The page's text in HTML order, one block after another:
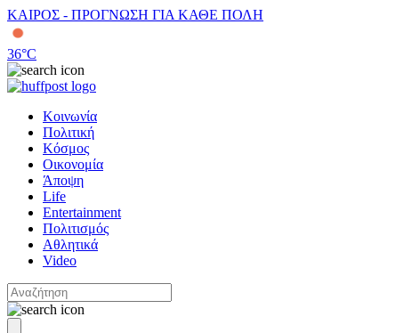
ΚΑΙΡΟΣ - ΠΡΟΓΝΩΣΗ ΓΙΑ ΚΑΘΕ ΠΟΛΗ
36°C
Κοινωνία
Πολιτική
Κόσμος
Οικονομία
Άποψη
Life
Entertainment
Πολιτισμός
Αθλητικά
Video